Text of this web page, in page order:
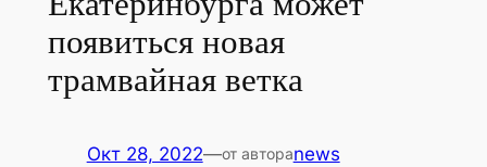
появиться новая
трамвайная ветка
Окт 28, 2022—от автораnews